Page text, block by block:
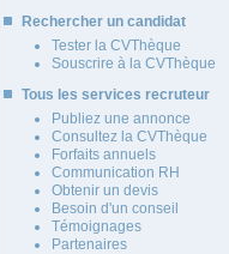
Rechercher un candidat
Tester la CVThèque
Souscrire à la CVThèque
Tous les services recruteur
Publiez une annonce
Consultez la CVThèque
Forfaits annuels
Communication RH
Obtenir un devis
Besoin d'un conseil
Témoignages
Partenaires